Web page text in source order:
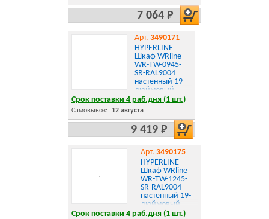
7 064 Р
Арт. 3490171
HYPERLINE
Шкаф WRline
WR-TW-0945-
SR-RAL9004
настенный 19-
дюймовый
Срок поставки 4 раб.дня (1 шт.)
Самовывоз: 12 августа
9 419 Р
Арт. 3490175
HYPERLINE
Шкаф WRline
WR-TW-1245-
SR-RAL9004
настенный 19-
дюймовый
Срок поставки 4 раб.дня (1 шт.)